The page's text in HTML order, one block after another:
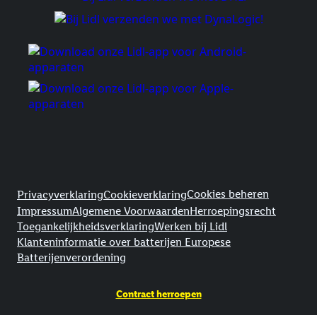
PrivacyverklaringCookieverklaringCookies beheren
ImpressumAlgemene VoorwaardenHerroepingsrecht
ToegankelijkheidsverklaringWerken bij Lidl
Klanteninformatie over batterijen Europese
Batterijenverordening
Contract herroepen